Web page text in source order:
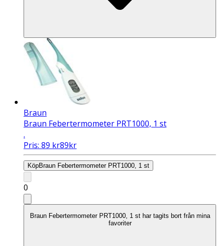
Braun
Braun Febertermometer PRT1000, 1 st
.
Pris: 89 kr89kr
KöpBraun Febertermometer PRT1000, 1 st
0
Braun Febertermometer PRT1000, 1 st har tagits bort från mina
favoriter